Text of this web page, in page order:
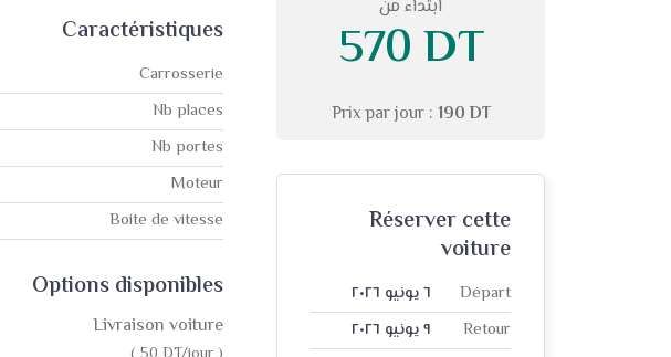
ابتداء من
570 DT
Prix par jour : 190 DT
Réserver cette
voiture
Départ ٦ يونيو ٢٠٢٦
Retour ٩ يونيو ٢٠٢٦
Caractéristiques
Carrosserie
Nb places
Nb portes
Moteur
Boite de vitesse
Options disponibles
Livraison voiture